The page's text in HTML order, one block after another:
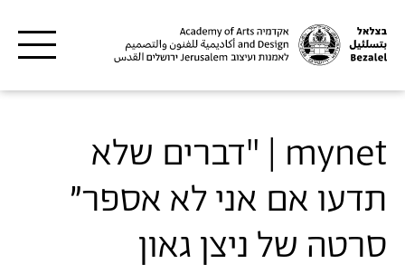
mynet | "דברים שלא
תדעו אם אני לא אספר"
סרטה של ניצן גאון